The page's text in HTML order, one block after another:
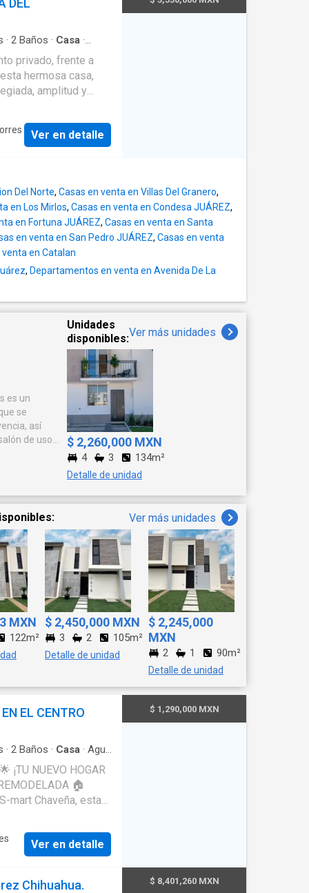
todos los créditos.
ORIENTACIÓN
CONTACTO CON
GRATUITA.
DEL
· 2 Baños · Casa ·
Aire acondicionado
·Circuito cerrado de
·
con closet·Seguridad
privado, frente a
hermosa casa,
amplitud y
▪ Cocina integral con
▪ Patio
de techo •
• Sistema de
Ver en detalle
Del Norte, Casas en venta en Villas Del Granero,
en Los Mirlos, Casas en venta en Condesa JUÁREZ,
en Fortuna JUÁREZ, Casas en venta en Santa
en venta en San Pedro JUÁREZ, Casas en venta
venta en Catalan
, Departamentos en venta en Avenida De La
se
así
de usos
DE
Unidades
disponibles:Ver más unidades
$ 2,260,000 MXN
4 3 134m²
Detalle de unidad
Ver más unidades
MXN
122m²
$ 2,450,000 MXN
3 2 105m²
Detalle de unidad
$ 2,245,000
MXN
2 1 90m²
Detalle de unidad
EL CENTRO
· 2 Baños · Casa · Agua
una oportunidad
• 1 baño
Ver en detalle
$ 1,290,000 MXN
Chihuahua. $ 8,401,260 MXN